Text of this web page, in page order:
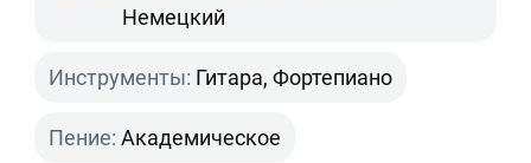
Немецкий
Инструменты: Гитара, Фортепиано
Пение: Академическое